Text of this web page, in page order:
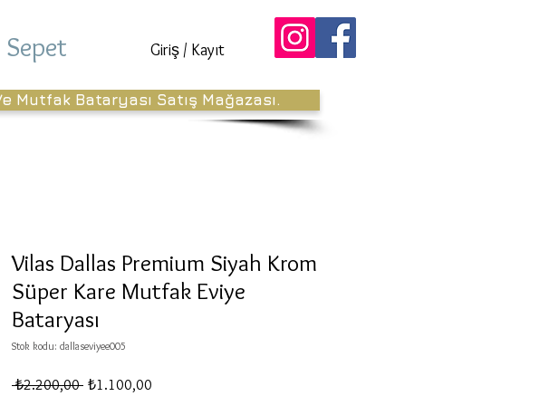
Sepet Giriş / Kayıt
Mutfak Bataryası Satış Mağazası.
Vilas Dallas Premium Siyah Krom
Süper Kare Mutfak Eviye
Bataryası
Stok kodu: dallaseviyee005
₺2.200,00 Normal
₺1.100,00